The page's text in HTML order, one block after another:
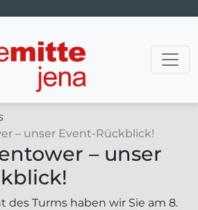
– unser Event-Rückblick!
– unser
des Turms haben wir Sie am 8.